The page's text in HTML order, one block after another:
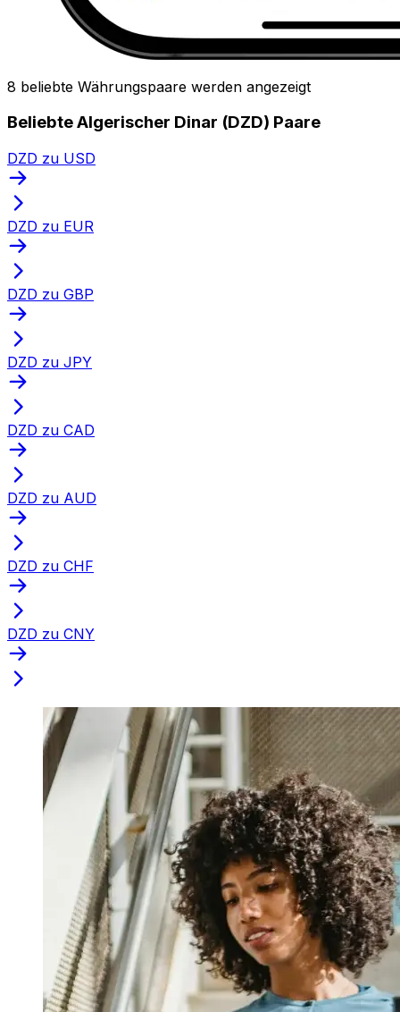
8 beliebte Währungspaare werden angezeigt
Beliebte Algerischer Dinar (DZD) Paare
DZD zu USD
DZD zu EUR
DZD zu GBP
DZD zu JPY
DZD zu CAD
DZD zu AUD
DZD zu CHF
DZD zu CNY